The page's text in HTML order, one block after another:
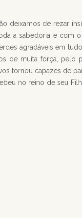
deixamos de rezar
a sabedoria e com
agradáveis em
de muita força, pelo
tornou capazes de
no reino de seu